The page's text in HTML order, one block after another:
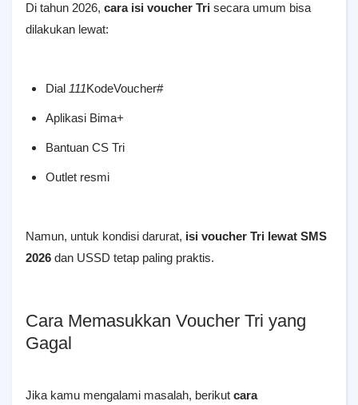
Di tahun 2026, cara isi voucher Tri secara umum bisa
dilakukan lewat:
Dial 111KodeVoucher#
Aplikasi Bima+
Bantuan CS Tri
Outlet resmi
Namun, untuk kondisi darurat, isi voucher Tri lewat SMS
2026 dan USSD tetap paling praktis.
Cara Memasukkan Voucher Tri yang
Gagal
Jika kamu mengalami masalah, berikut cara